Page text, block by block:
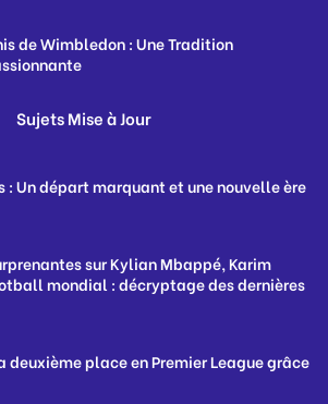
de Wimbledon : Une Tradition
Sujets Mise à Jour
: Un départ marquant et une nouvelle ère
sur Kylian Mbappé, Karim
mondial : décryptage des dernières
deuxième place en Premier League grâce